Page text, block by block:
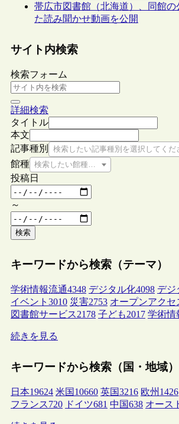
帯広市図書館（北海道）、同館
た読み聞かせ動画を公開
サイト内検索
検索フォーム
詳細検索
タイトル
本文
記事種別
検索したい記事種別を選択してくだ
館種 検索したい館種を選択してください
投稿日
～
検索
キーワードから検索（テーマ）
学術情報流通4348 デジタル化4098 デジ
イベント 3010 災害2753 オープンアクセ
図書館サービス2178 子ども2017 学術情
続きを見る
キーワードから検索（国・地域）
日本19624 米国 10660 英国3216 欧州 1426
フランス720 ドイツ681 中国638 オース